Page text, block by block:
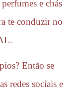
e chás
te conduzir no
Então se
redes sociais e